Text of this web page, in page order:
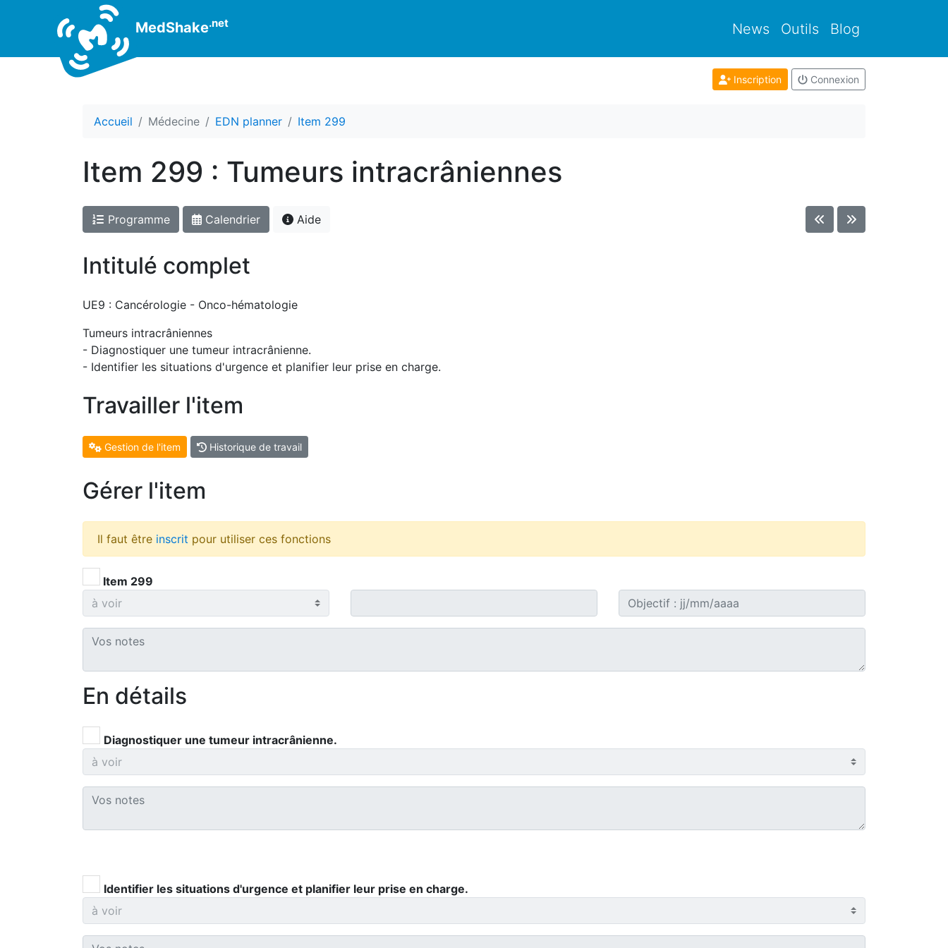
MedShake.net News Outils Blog
Inscription Connexion
Accueil Médecine EDN planner Item 299
Item 299 : Tumeurs intracrâniennes
Programme Calendrier Aide
Intitulé complet
UE9 : Cancérologie - Onco-hématologie
Tumeurs intracrâniennes
- Diagnostiquer une tumeur intracrânienne.
- Identifier les situations d'urgence et planifier leur prise en charge.
Travailler l'item
Gestion de l'item Historique de travail
Gérer l'item
Il faut être inscrit pour utiliser ces fonctions
Item 299
En détails
Diagnostiquer une tumeur intracrânienne.
Identifier les situations d'urgence et planifier leur prise en charge.